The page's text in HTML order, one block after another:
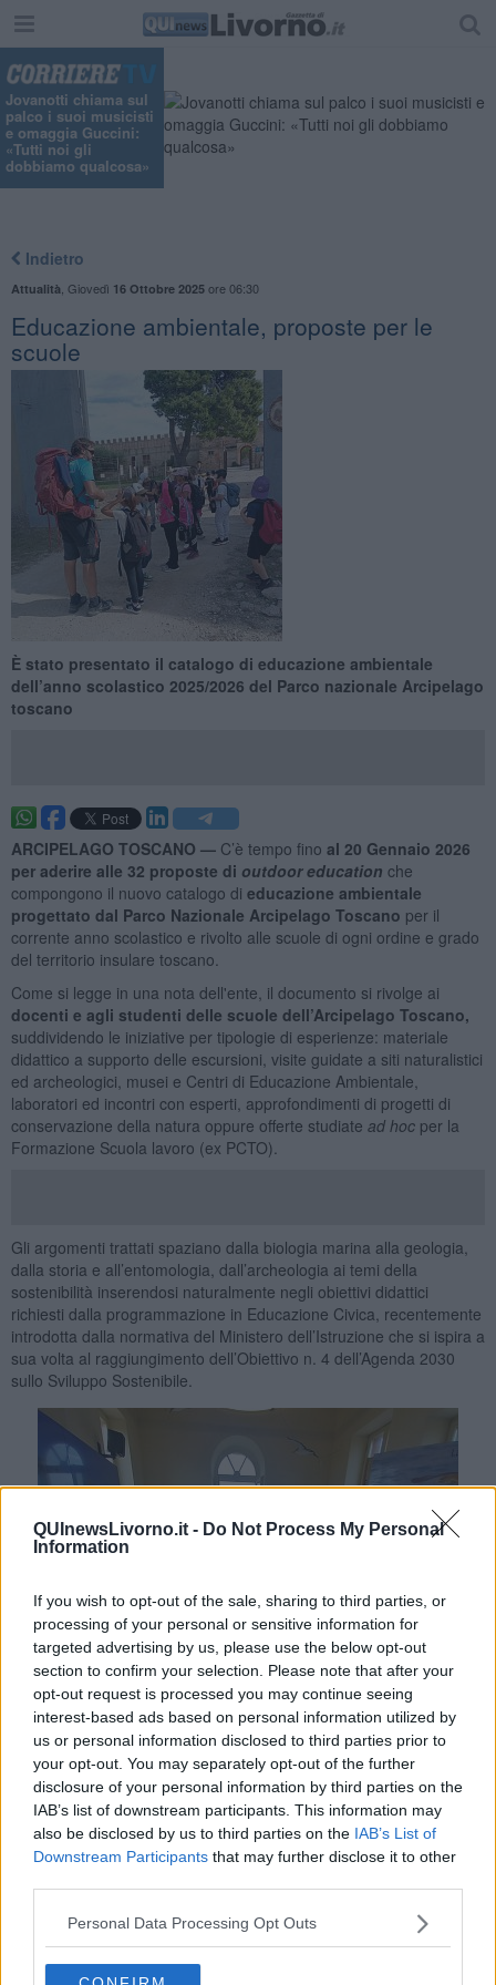
QUInewsLivorno.it - Do Not Process My Personal
Information
If you wish to opt-out of the sale, sharing to third parties, or
processing of your personal or sensitive information for
targeted advertising by us, please use the below opt-out
section to confirm your selection. Please note that after your
opt-out request is processed you may continue seeing
interest-based ads based on personal information utilized by
us or personal information disclosed to third parties prior to
your opt-out. You may separately opt-out of the further
disclosure of your personal information by third parties on the
IAB’s list of downstream participants. This information may
also be disclosed by us to third parties on the IAB’s List of
Downstream Participants that may further disclose it to other
Personal Data Processing Opt Outs
Jovanotti chiama sul
palco i suoi musicisti
e omaggia Guccini:
«Tutti noi gli
dobbiamo qualcosa»
Indietro
Attualità Giovedì 16 Ottobre 2025ore 06:30
Educazione ambientale, proposte per le
scuole
È stato presentato il catalogo di educazione ambientale
dell’anno scolastico 2025/2026 del Parco nazionale Arcipelago
toscano
ARCIPELAGO TOSCANO — C’è tempo fino al 20 Gennaio 2026
per aderire alle 32 proposte di outdoor education che
compongono il nuovo catalogo di educazione ambientale
progettato dal Parco Nazionale Arcipelago Toscano per il
corrente anno scolastico e rivolto alle scuole di ogni ordine e grado
del territorio insulare toscano.
Come si legge in una nota dell'ente, il documento si rivolge ai
docenti e agli studenti delle scuole dell’Arcipelago Toscano,
suddividendo le iniziative per tipologie di esperienze: materiale
didattico a supporto delle escursioni, visite guidate a siti naturalistici
ed archeologici, musei e Centri di Educazione Ambientale,
laboratori ed incontri con esperti, approfondimenti di progetti di
conservazione della natura oppure offerte studiate ad hocper la
Formazione Scuola lavoro (ex PCTO).
Gli argomenti trattati spaziano dalla biologia marina alla geologia,
dalla storia e all’entomologia, dall’archeologia ai temi della
sostenibilità inserendosi naturalmente negli obiettivi didattici
richiesti dalla programmazione in Educazione Civica, recentemente
introdotta dalla normativa del Ministero dell’Istruzione che si ispira a
sua volta al raggiungimento dell’Obiettivo n. 4 dell’Agenda 2030
sullo Sviluppo Sostenibile.
Gli esperti e le Guide del Parco svolgono le attività sul territorio
Portoferraio, alla Casa dell’Agronomo e al Museo delle Scienze di
Pianosa, oltre che presso La Salata di Capraia e al CEA dell’isola
del Giglio.